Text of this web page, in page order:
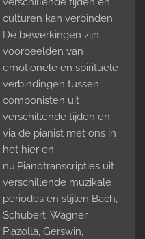
culturen kan verbinden.
De bewerkingen zijn
voorbeelden van
emotionele en spirituele
verbindingen tussen
componisten uit
verschillende tijden en
via de pianist met ons in
het hier en
nu.Pianotranscripties uit
verschillende muzikale
periodes en stijlen Bach,
Schubert, Wagner,
Piazolla, Gerswin,